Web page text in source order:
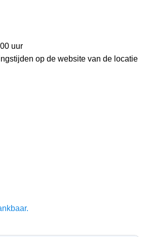
uur
op de website van de locatie